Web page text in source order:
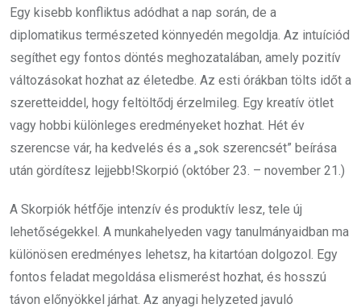
Egy kisebb konfliktus adódhat a nap során, de a
diplomatikus természeted könnyedén megoldja. Az intuíciód
segíthet egy fontos döntés meghozatalában, amely pozitív
változásokat hozhat az életedbe. Az esti órákban tölts időt a
szeretteiddel, hogy feltöltődj érzelmileg. Egy kreatív ötlet
vagy hobbi különleges eredményeket hozhat. Hét év
szerencse vár, ha kedvelés és a „sok szerencsét” beírása
után gördítesz lejjebb!Skorpió (október 23. – november 21.)
A Skorpiók hétfője intenzív és produktív lesz, tele új
lehetőségekkel. A munkahelyeden vagy tanulmányaidban ma
különösen eredményes lehetsz, ha kitartóan dolgozol. Egy
fontos feladat megoldása elismerést hozhat, és hosszú
távon előnyökkel járhat. Az anyagi helyzeted javuló